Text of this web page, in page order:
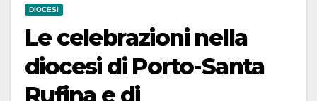
DIOCESI
Le celebrazioni nella
diocesi di Porto-Santa
Rufina e di